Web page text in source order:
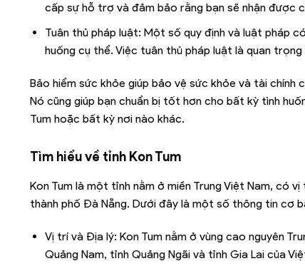
cấp sự hỗ trợ và đảm bảo rằng bạn sẽ nhận được
Tuân thủ pháp luật: Một số quy định và luật pháp
huống cụ thể. Việc tuân thủ pháp luật là quan
Bảo hiểm sức khỏe giúp bảo vệ sức khỏe và tài
Nó cũng giúp bạn chuẩn bị tốt hơn cho bất kỳ tình
Tum hoặc bất kỳ nơi nào khác.
Tìm hiểu về tỉnh Kon Tum
Kon Tum là một tỉnh nằm ở miền Trung Việt Nam, có
thành phố Đà Nẵng. Dưới đây là một số thông tin cơ
Vị trí và Địa lý: Kon Tum nằm ở vùng cao nguyên
Quảng Nam, tỉnh Quảng Ngãi và tỉnh Gia Lai của